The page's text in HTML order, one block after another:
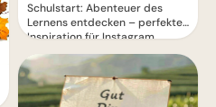
Schulstart: Abenteuer des
Lernens entdecken – perfekte
Inspiration für Instagram